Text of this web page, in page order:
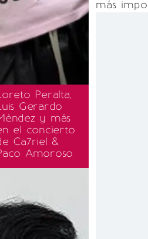
Peralta,
Gerardo
y más
el concierto
Ca7riel &
Amoroso
más